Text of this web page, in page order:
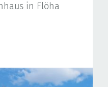
in Flöha